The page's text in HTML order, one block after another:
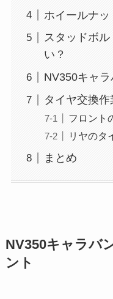
ホイールナ
スタッドボ
い？
NV350キャ
タイヤ交換作
フロント
リヤのタ
まとめ
NV350キャラバ
ント